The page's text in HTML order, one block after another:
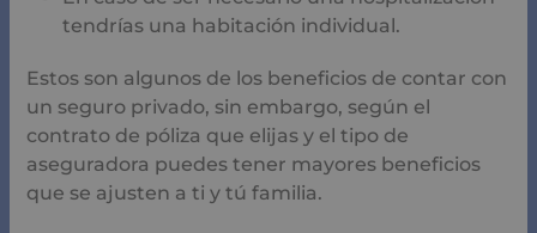
algunas otras áreas que no cubre el Sistema Nacional
Por tanto, ser precavidos y preventivos es sinónimo de
cuidado de nuestra salud, es por ello que te
presentamos los mejores seguros médicos de España.
Mejores seguros médicos